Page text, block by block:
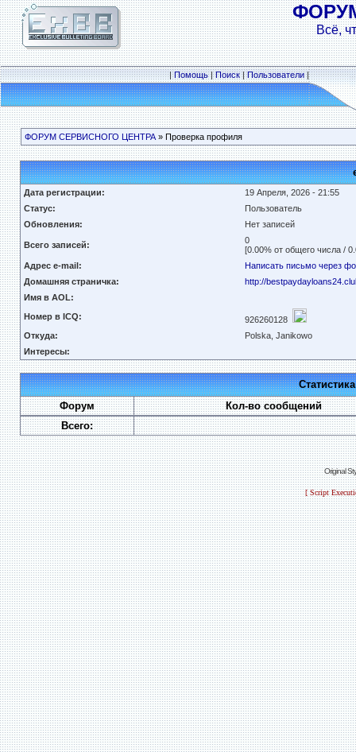
Всё,
|Помощь|Поиск|Пользователи|
ФОРУМ СЕРВИСНОГО ЦЕНТРА» Проверка профиля
Дата регистрации:
19 Апреля, 2026 - 21:55
Статус:
Пользователь
Обновления:
Нет записей
Всего записей:
0
[0.00% от общего числа /
Адрес e-mail:
Написать письмо через
Домашняя страничка:
http://
Имя в AOL:
Номер в ICQ:
926260128
Откуда:
Polska, Janikowo
Интересы:
Форум
Кол-во сообщений
Всего:
Original
[ Script